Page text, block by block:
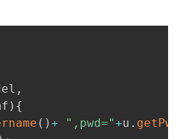
,
) {
( )+ ",pwd="+u . getPwd